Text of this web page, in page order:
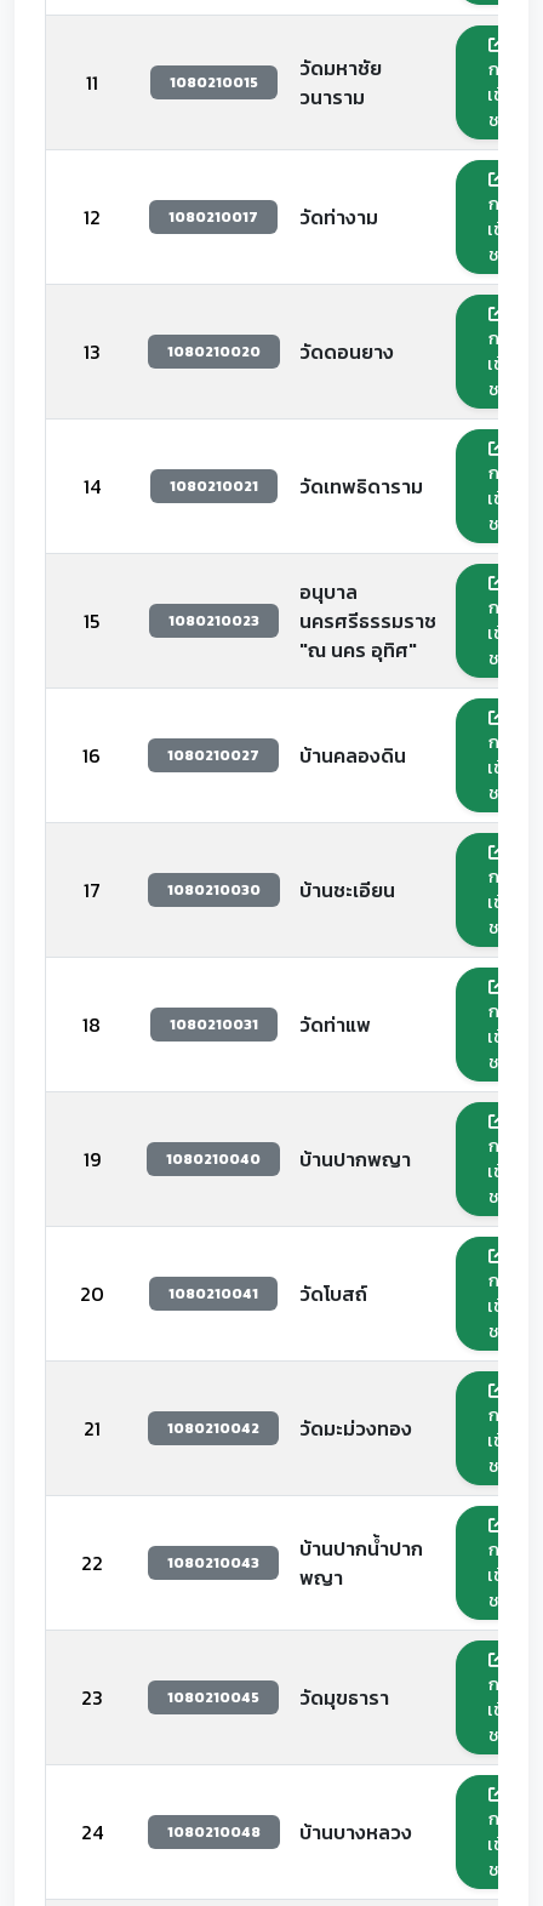
11 1080210015
วัดมหาชัย
วนาราม
กด
เข้า
ชม
12 1080210017 วัดท่างาม
กด
เข้า
ชม
13 1080210020 วัดดอนยาง
กด
เข้า
ชม
14 1080210021 วัดเทพธิดาราม
กด
เข้า
ชม
15 1080210023
อนุบาล
นครศรีธรรมราช
"ณ นคร อุทิศ"
กด
เข้า
ชม
16 1080210027 บ้านคลองดิน
กด
เข้า
ชม
17 1080210030 บ้านชะเอียน
กด
เข้า
ชม
18 1080210031 วัดท่าแพ
กด
เข้า
ชม
19 1080210040 บ้านปากพญา
กด
เข้า
ชม
20 1080210041 วัดโบสถ์
กด
เข้า
ชม
21 1080210042 วัดมะม่วงทอง
กด
เข้า
ชม
22 1080210043
บ้านปากน้ำปาก
พญา
กด
เข้า
ชม
23 1080210045 วัดมุขธารา
กด
เข้า
ชม
24 1080210048 บ้านบางหลวง
กด
เข้า
ชม